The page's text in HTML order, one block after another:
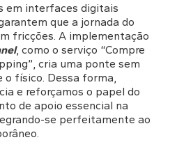
em interfaces digitais
que a jornada do
fricções. A implementação
, como o serviço “Compre
cria uma ponte sem
físico. Dessa forma,
e reforçamos o papel do
de apoio essencial na
se perfeitamente ao